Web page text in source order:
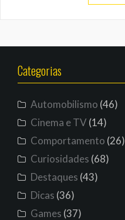
Categorias
Automobilismo (46)
Cinema e TV(14)
Comportamento (26)
Curiosidades (68)
Destaques (43)
Dicas (36)
Games (37)